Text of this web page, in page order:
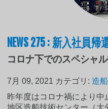
NEWS 275 : 新入社員帰
コロナ下でのスペシャ
7月 09, 2021 カテゴリ:造船
昨年度はコロナ禍により
地区造船技術センター（大